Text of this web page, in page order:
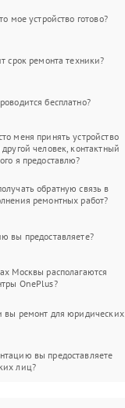
мое устройство готово?
срок ремонта техники?
бесплатно?
меня принять устройство
человек, контактный
я предоставлю?
обратную связь в
ремонтных работ?
вы предоставляете?
Москвы располагаются
OnePlus?
вы ремонт для юридических
вы предоставляете
лиц?